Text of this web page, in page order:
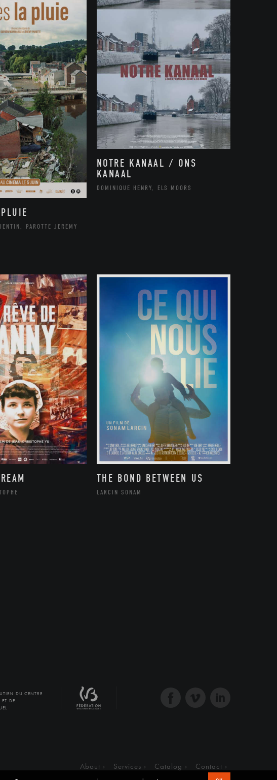
PAROTTE JEREMY
NOTRE KANAAL / ONS
KANAAL
DOMINIQUE HENRY, ELS MOORS
THE BOND BETWEEN US
LARCIN SONAM
DU CENTRE
DE
About Services Catalog Contact